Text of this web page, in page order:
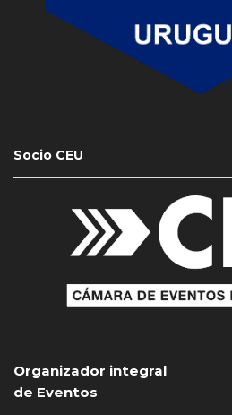
Socio CEU
Organizador integral
de Eventos